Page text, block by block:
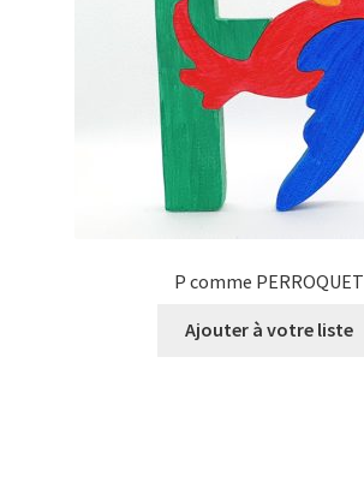
P comme PERROQUET
Ajouter à votre liste